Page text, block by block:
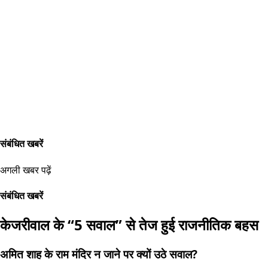
संबंधित खबरें
अगली खबर पढ़ें
संबंधित खबरें
केजरीवाल के “5 सवाल” से तेज हुई राजनीतिक बहस
अमित शाह के राम मंदिर न जाने पर क्यों उठे सवाल?